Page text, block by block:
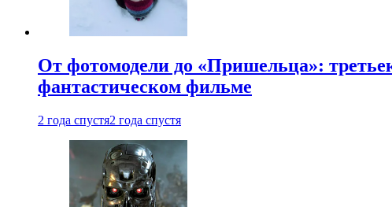
От фотомодели до «Пришельца»:
фантастическом фильме
2 года спустя2 года спустя